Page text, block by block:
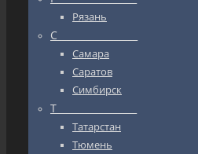
Рязань
С_________________
Самара
Саратов
Симбирск
Т_________________
Татарстан
Тюмень